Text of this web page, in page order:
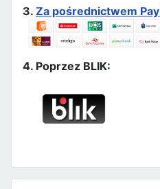
3. Za pośrednictwem
4. Poprzez BLIK: